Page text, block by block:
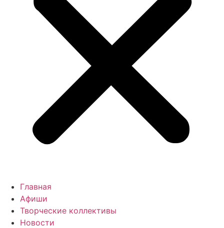
Главная
Афиши
Творческие коллективы
Новости